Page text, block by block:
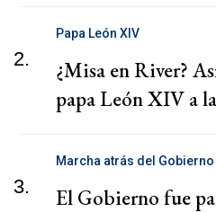
2.
Papa León XIV
¿Misa en River?
papa León XIV a
3.
Marcha atrás del Gobierno
El Gobierno fue